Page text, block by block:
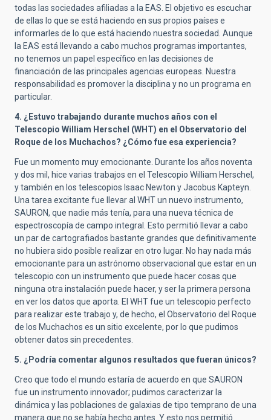
todas las sociedades afiliadas a la EAS. El objetivo es escuchar
de ellas lo que se está haciendo en sus propios países e
informarles de lo que está haciendo nuestra sociedad. Aunque
la EAS está llevando a cabo muchos programas importantes,
no tenemos un papel específico en las decisiones de
financiación de las principales agencias europeas. Nuestra
responsabilidad es promover la disciplina y no un programa en
particular.
4. ¿Estuvo trabajando durante muchos años con el
Telescopio WiIliam Herschel (WHT) en el Observatorio del
Roque de los Muchachos? ¿Cómo fue esa experiencia?
Fue un momento muy emocionante. Durante los años noventa
y dos mil, hice varias trabajos en el Telescopio William Herschel,
y también en los telescopios Isaac Newton y Jacobus Kapteyn.
Una tarea excitante fue llevar al WHT un nuevo instrumento,
SAURON, que nadie más tenía, para una nueva técnica de
espectroscopía de campo integral. Esto permitió llevar a cabo
un par de cartografiados bastante grandes que definitivamente
no hubiera sido posible realizar en otro lugar. No hay nada más
emocionante para un astrónomo observacional que estar en un
telescopio con un instrumento que puede hacer cosas que
ninguna otra instalación puede hacer, y ser la primera persona
en ver los datos que aporta. El WHT fue un telescopio perfecto
para realizar este trabajo y, de hecho, el Observatorio del Roque
de los Muchachos es un sitio excelente, por lo que pudimos
obtener datos sin precedentes.
5. ¿Podría comentar algunos resultados que fueran únicos?
Creo que todo el mundo estaría de acuerdo en que SAURON
fue un instrumento innovador; pudimos caracterizar la
dinámica y las poblaciones de galaxias de tipo temprano de una
manera que no se había hecho antes. Y esto nos permitió